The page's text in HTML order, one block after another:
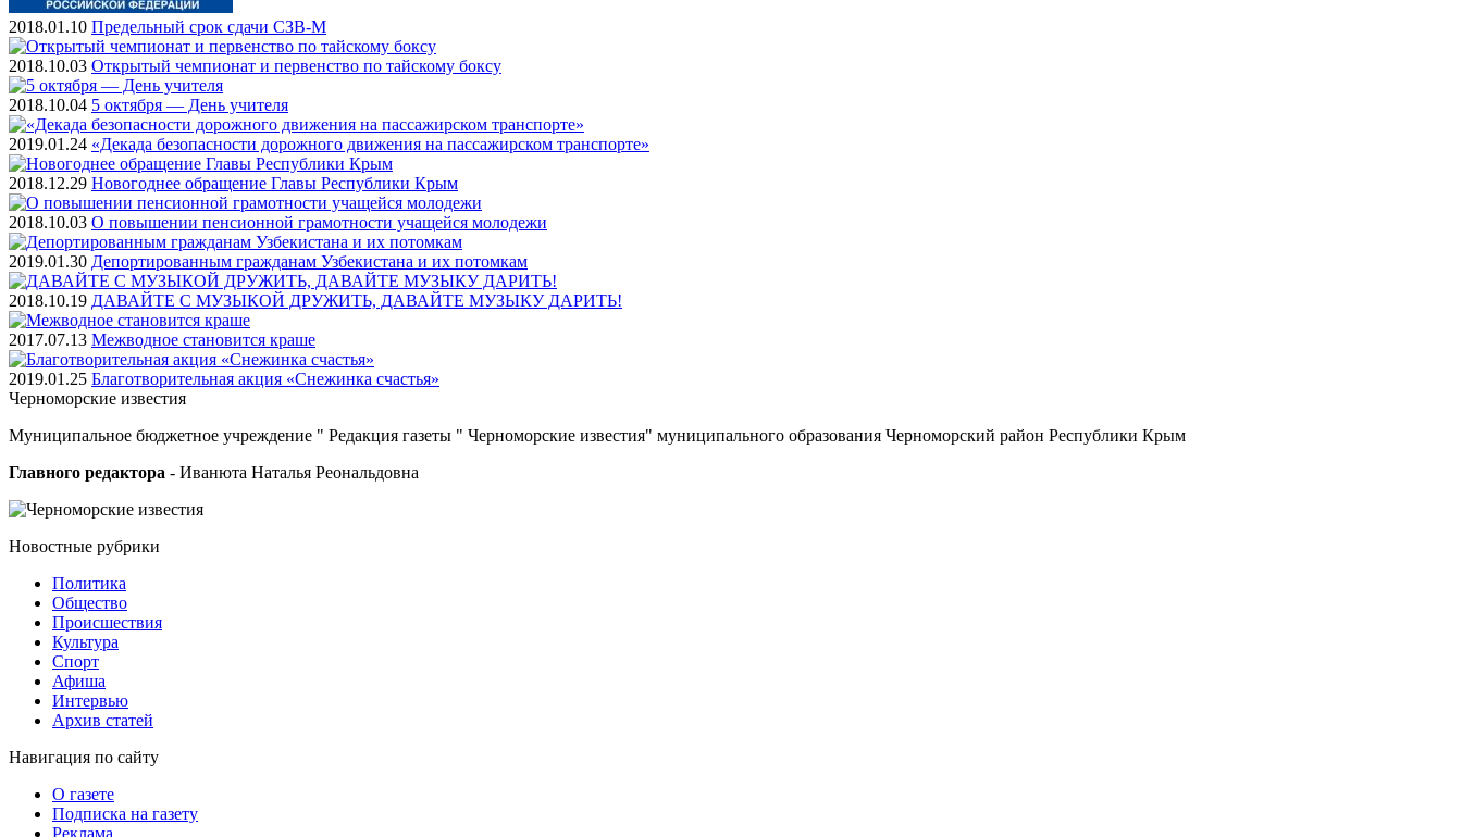
2018.01.10 Предельный срок сдачи СЗВ-М
2018.10.03 Открытый чемпионат и первенство по тайскому боксу
2018.10.04 5 октября — День учителя
2019.01.24 «Декада безопасности дорожного движения на пассажирском транспорте»
2018.12.29 Новогоднее обращение Главы Республики Крым
2018.10.03 О повышении пенсионной грамотности учащейся молодежи
2019.01.30 Депортированным гражданам Узбекистана и их потомкам
2018.10.19 ДАВАЙТЕ С МУЗЫКОЙ ДРУЖИТЬ, ДАВАЙТЕ МУЗЫКУ ДАРИТЬ!
2017.07.13 Межводное становится краше
2019.01.25 Благотворительная акция «Снежинка счастья»
Черноморские известия
Муниципальное бюджетное учреждение " Редакция газеты " Черноморские известия" муниципального образования Черноморский район Республики Крым
Главного редактора - Иванюта Наталья Реональдовна
Новостные рубрики
Политика
Общество
Проиcшествия
Культура
Спорт
Афиша
Интервью
Архив статей
Навигация по сайту
О газете
Подписка на газету
Реклама